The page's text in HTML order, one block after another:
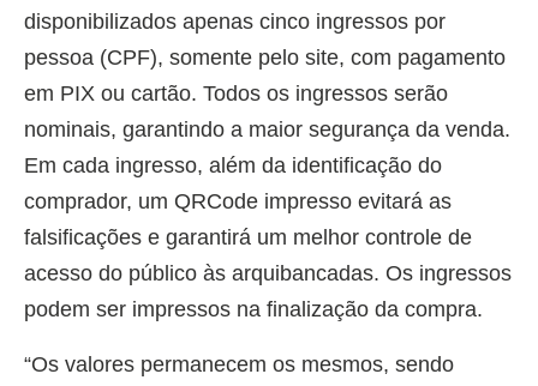
disponibilizados apenas cinco ingressos por
pessoa (CPF), somente pelo site, com pagamento
em PIX ou cartão. Todos os ingressos serão
nominais, garantindo a maior segurança da venda.
Em cada ingresso, além da identificação do
comprador, um QRCode impresso evitará as
falsificações e garantirá um melhor controle de
acesso do público às arquibancadas. Os ingressos
podem ser impressos na finalização da compra.
“Os valores permanecem os mesmos, sendo